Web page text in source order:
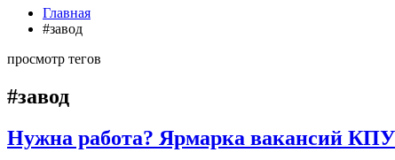
Главная
#завод
просмотр тегов
#завод
Нужна работа? Ярмарка вакансий